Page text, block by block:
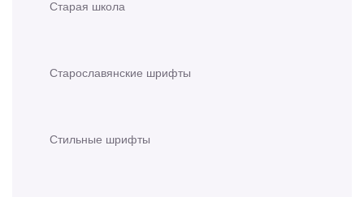
Старая школа
Старославянские шрифты
Стильные шрифты